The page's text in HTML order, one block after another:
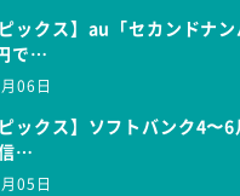
ピックス】au「セカンドナン
で…
06日
ピックス】ソフトバンク4〜
…
05日